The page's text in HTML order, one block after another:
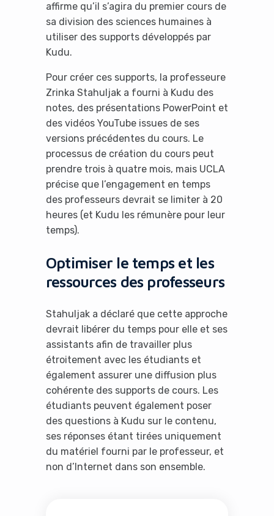
affirme qu’il s’agira du premier cours de
sa division des sciences humaines à
utiliser des supports développés par
Kudu.
Pour créer ces supports, la professeure
Zrinka Stahuljak a fourni à Kudu des
notes, des présentations PowerPoint et
des vidéos YouTube issues de ses
versions précédentes du cours. Le
processus de création du cours peut
prendre trois à quatre mois, mais UCLA
précise que l’engagement en temps
des professeurs devrait se limiter à 20
heures (et Kudu les rémunère pour leur
temps).
Optimiser le temps et les
ressources des professeurs
Stahuljak a déclaré que cette approche
devrait libérer du temps pour elle et ses
assistants afin de travailler plus
étroitement avec les étudiants et
également assurer une diffusion plus
cohérente des supports de cours. Les
étudiants peuvent également poser
des questions à Kudu sur le contenu,
ses réponses étant tirées uniquement
du matériel fourni par le professeur, et
non d’Internet dans son ensemble.